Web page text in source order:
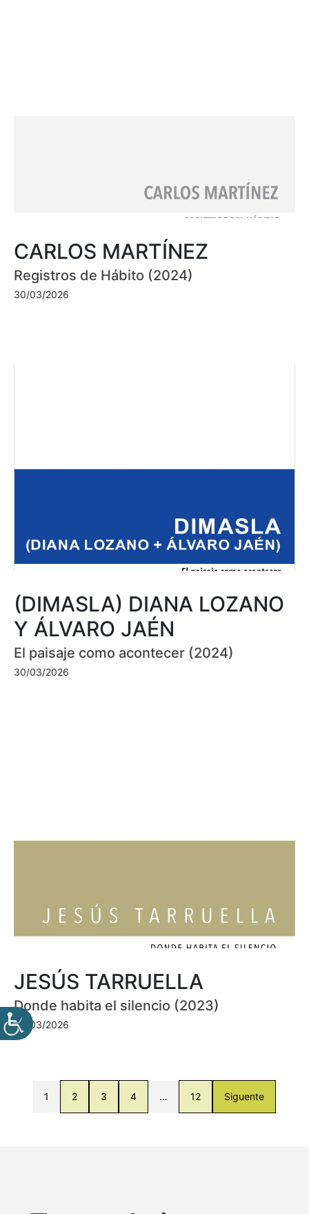
CARLOS MARTÍNEZ
Registros de Hábito (2024)
30/03/2026
(DIMASLA) DIANA LOZANO
Y ÁLVARO JAÉN
El paisaje como acontecer (2024)
30/03/2026
JESÚS TARRUELLA
Donde habita el silencio (2023)
30/03/2026
1 2 3 4 … 12 Siguente